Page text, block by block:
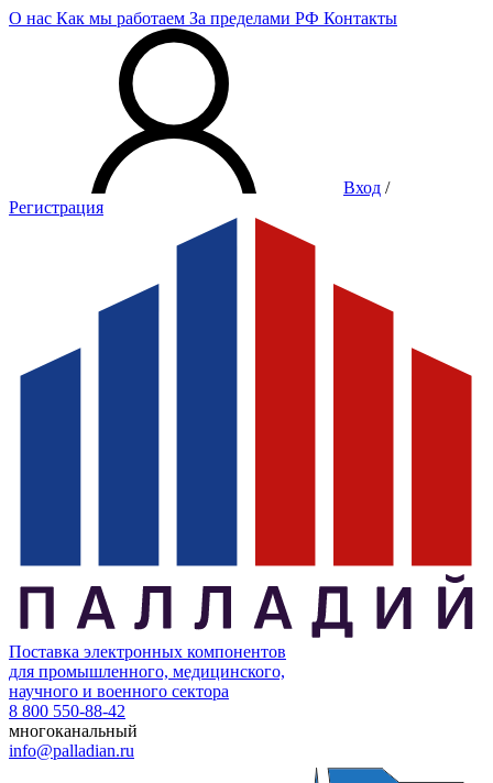
О нас Как мы работаем За пределами РФ Контакты
Вход /
Регистрация
Поставка электронных компонентов
для промышленного, медицинского,
научного и военного сектора
8 800 550-88-42
многоканальный
info@palladian.ru